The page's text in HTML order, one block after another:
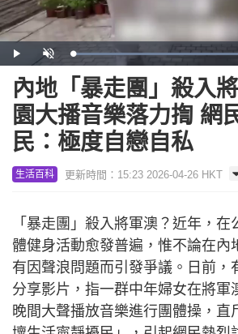
Play Unmute Loaded:
93.01%
內地「暴走團」殺入
園大播音樂落力揈 網
民：極度自戀自私
生活百科 更新時間：15:23 2026-04-26 HKT
「暴走團」殺入將軍澳？近年，
體健身活動愈發普遍，惟不論在內
有因聲浪問題而引發爭議。日前，
分享影片，指一群中年婦女在將軍
晚間大聲播放音樂進行團體操，直